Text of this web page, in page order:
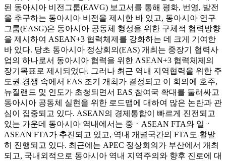
된 동아시아 비전그룹(EAVG) 보고서를 통해 평화, 번영, 발전
을 추구하는 동아시아 비전을 제시한 바 있고, 동아시아 연구
그룹(EASG)은 동아시아 공동체 형성을 위한 구체적 협력방향
을 제시하여 ASEAN+3 협력체제를 강화하는 데 크게 기여한
바 있다. 당초 동아시아 정상회의(EAS) 개최는 중장기 협력사
업의 하나로서 동아시아 협력을 위한 ASEAN+3 협력체제의
장기목표로 제시되었다. 그러나 최근 역내 지역협력을 위한 주
도권 경쟁 속에서 EAS 조기 개최가 결정되고 이 회의에 호주,
뉴질랜드 및 인도가 초청되면서 EAS 참여국 확대를 둘러싸고
동아시아 공동체 실현을 위한 로드맵에 대하여 많은 논란과 관
심이 집중되고 있다. ASEAN의 경제통합이 빠르게 진전되고
있는 가운데 동아시아 역내에서는 중ㆍASEAN FTA와 일ㆍ
ASEAN FTA가 추진되고 있고, 역내 개별국간의 FTA도 활발
히 진행되고 있다. 최근에는 APEC 정상회의가 부산에서 개최
되고, 국내외적으로 동아시아 역내 지역주의와 향후 진로에 대